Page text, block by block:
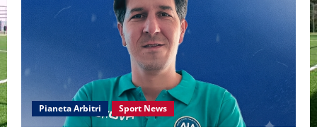
Pianeta Arbitri Sport News